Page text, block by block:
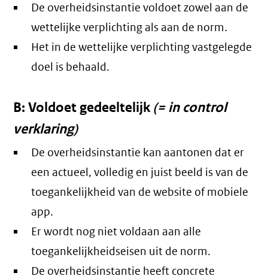
De overheidsinstantie voldoet zowel aan de
wettelijke verplichting als aan de norm.
Het in de wettelijke verplichting vastgelegde
doel is behaald.
B: Voldoet gedeeltelijk(= in control
verklaring)
De overheidsinstantie kan aantonen dat er
een actueel, volledig en juist beeld is van de
toegankelijkheid van de website of mobiele
app.
Er wordt nog niet voldaan aan alle
toegankelijkheidseisen uit de norm.
De overheidsinstantie heeft concrete